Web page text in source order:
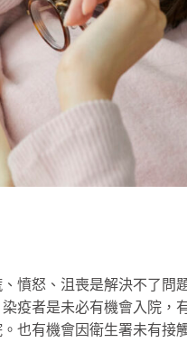
憤怒、沮喪是解決不了問
疫者是未必有機會入院，
也有機會因衛生署未有接